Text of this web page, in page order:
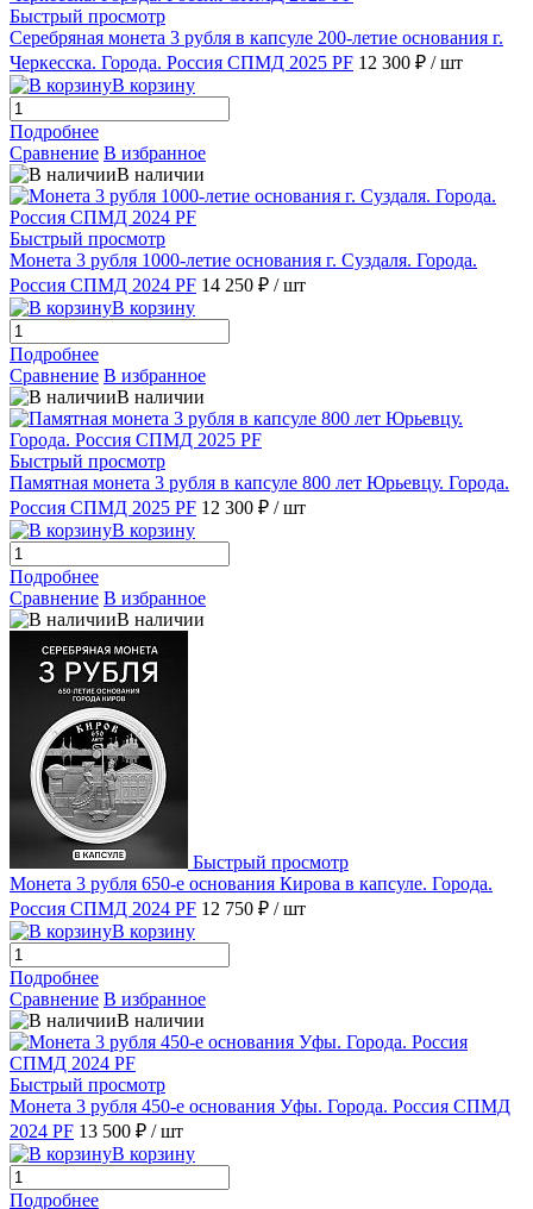
Быстрый просмотр
Серебряная монета 3 рубля в капсуле 200-летие основания г.
Черкесска. Города. Россия СПМД 2025 PF 12 300 ₽ / шт
В корзину
Подробнее
Сравнение В избранное
В наличии
Быстрый просмотр
Монета 3 рубля 1000-летие основания г. Суздаля. Города.
Россия СПМД 2024 PF 14 250 ₽ / шт
В корзину
Подробнее
Сравнение В избранное
В наличии
Быстрый просмотр
Памятная монета 3 рубля в капсуле 800 лет Юрьевцу. Города.
Россия СПМД 2025 PF 12 300 ₽ / шт
В корзину
Подробнее
Сравнение В избранное
В наличии
Быстрый просмотр
Монета 3 рубля 650-е основания Кирова в капсуле. Города.
Россия СПМД 2024 PF 12 750 ₽ / шт
В корзину
Подробнее
Сравнение В избранное
В наличии
Быстрый просмотр
Монета 3 рубля 450-е основания Уфы. Города. Россия СПМД
2024 PF 13 500 ₽ / шт
В корзину
Подробнее